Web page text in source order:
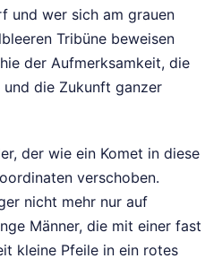
und wer sich am grauen
Tribüne beweisen
der Aufmerksamkeit, die
die Zukunft ganzer
der wie ein Komet in diese
verschoben.
nicht mehr nur auf
Männer, die mit einer fast
kleine Pfeile in ein rotes